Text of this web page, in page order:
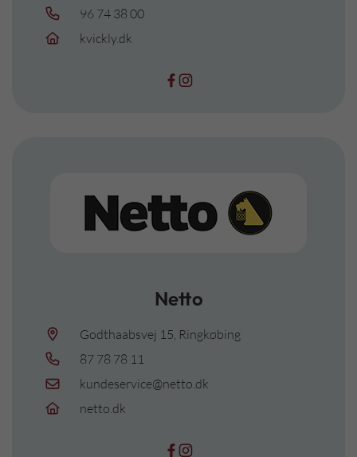
96 74 38 00
kvickly.dk
Netto
Godthaabsvej 15, Ringkøbing
87 78 78 11
kundeservice@netto.dk
netto.dk